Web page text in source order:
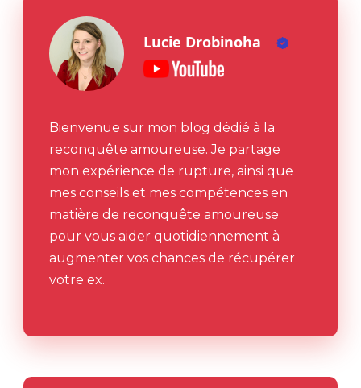
Lucie Drobinoha
Bienvenue sur mon blog dédié à la
reconquête amoureuse. Je partage
mon expérience de rupture, ainsi que
mes conseils et mes compétences en
matière de reconquête amoureuse
pour vous aider quotidiennement à
augmenter vos chances de récupérer
votre ex.